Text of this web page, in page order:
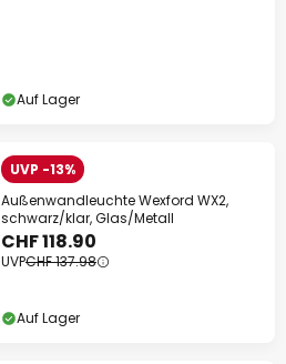
Auf Lager
UVP -13%
Außenwandleuchte Wexford WX2,
schwarz/klar, Glas/Metall
CHF 118.90
UVPCHF 137.98
Auf Lager